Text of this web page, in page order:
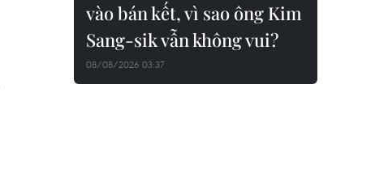
vào bán kết, vì sao ông Kim
Sang-sik vẫn không vui?
08/08/2026 03:37